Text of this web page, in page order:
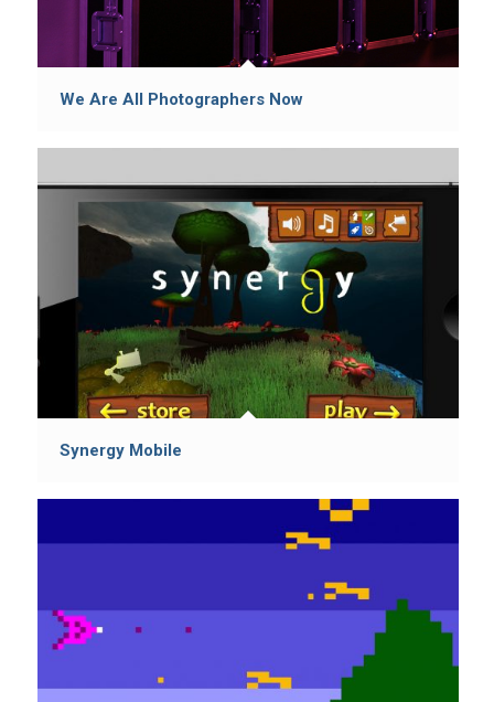
We Are All Photographers Now
Synergy Mobile